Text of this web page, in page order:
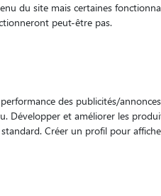
garanties
du site mais certaines
peut-être pas.
des publicités/annonces
Développer et améliorer les
Créer un profil pour